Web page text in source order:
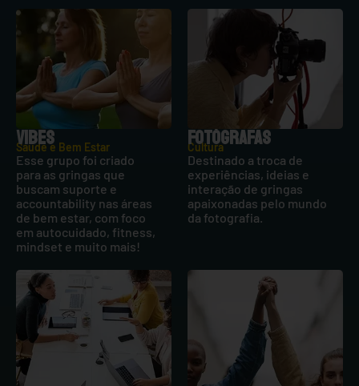
VIBES
Saúde e Bem Estar
Esse grupo foi criado
para as gringas que
buscam suporte e
accountability nas áreas
de bem estar, com foco
em autocuidado, fitness,
mindset e muito mais!
FOTÓGRAFAS
Cultura
Destinado a troca de
experiências, ideias e
interação de gringas
apaixonadas pelo mundo
da fotografia.